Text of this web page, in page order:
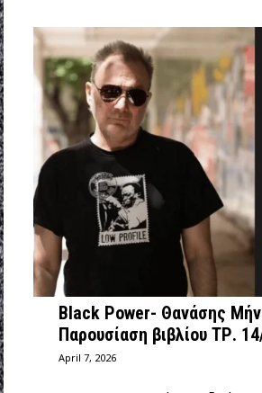
Black Power- Θανάσης
Παρουσίαση βιβλίου ΤΡ.
April 7, 2026